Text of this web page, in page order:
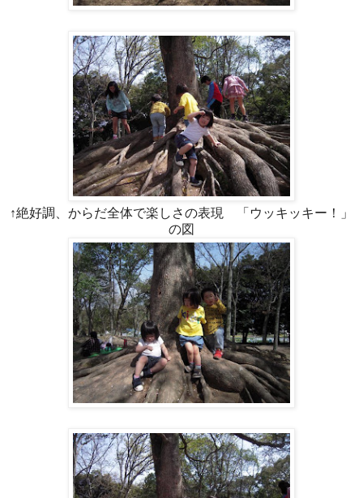
↑絶好調、からだ全体で楽しさの表現 「ウッキッキー！」
の図